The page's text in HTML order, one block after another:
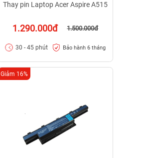
Thay pin Laptop Acer Aspire A515
1.290.000đ 1.500.000đ
30 - 45 phút Bảo hành 6 tháng
Giảm 16%